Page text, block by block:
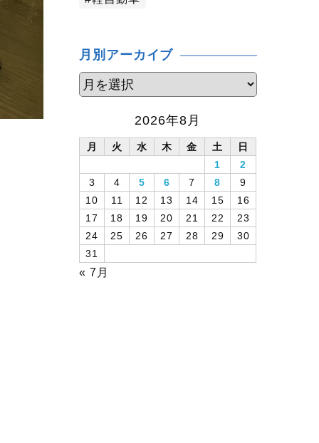
月別アーカイブ
2026年8月
月 火 水 木 金 土
日
1
2
3
4 5 6 7 8
9
10
11 12 13 14 15
16
17
18 19 20 21 22
23
24
25 26 27 28 29
30
31
« 7月